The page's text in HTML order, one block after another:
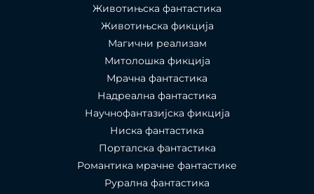
Животињска фантастика
Животињска фикција
Магични реализам
Митолошка фикција
Мрачна фантастика
Надреална фантастика
Научнофантазијска фикција
Ниска фантастика
Порталска фантастика​
Романтика мрачне фантастике
Рурална фантастика